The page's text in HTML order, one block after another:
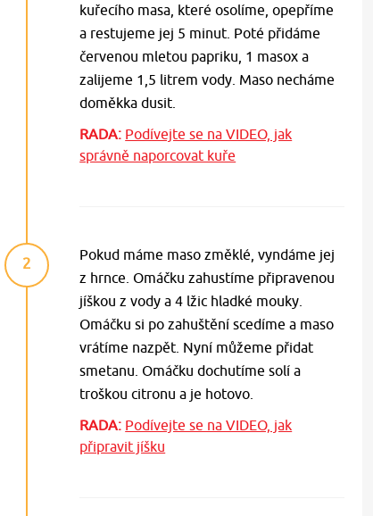
kuřecího masa, které osolíme, opepříme
a restujeme jej 5 minut. Poté přidáme
červenou mletou papriku, 1 masox a
zalijeme 1,5 litrem vody. Maso necháme
doměkka dusit.
RADA: Podívejte se na VIDEO, jak
správně naporcovat kuře
2
Pokud máme maso změklé, vyndáme jej
z hrnce. Omáčku zahustíme připravenou
jíškou z vody a 4 lžic hladké mouky.
Omáčku si po zahuštění scedíme a maso
vrátíme nazpět. Nyní můžeme přidat
smetanu. Omáčku dochutíme solí a
troškou citronu a je hotovo.
RADA: Podívejte se na VIDEO, jak
připravit jíšku